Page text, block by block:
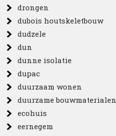
drongen
dubois houtskeletbouw
dudzele
dun
dunne isolatie
dupac
duurzaam wonen
duurzame bouwmaterialen
ecohuis
eernegem